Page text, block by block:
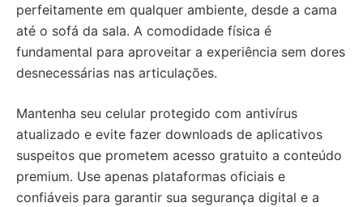
perfeitamente em qualquer ambiente, desde a cama
até o sofá da sala. A comodidade física é
fundamental para aproveitar a experiência sem dores
desnecessárias nas articulações.
Mantenha seu celular protegido com antivírus
atualizado e evite fazer downloads de aplicativos
suspeitos que prometem acesso gratuito a conteúdo
premium. Use apenas plataformas oficiais e
confiáveis para garantir sua segurança digital e a